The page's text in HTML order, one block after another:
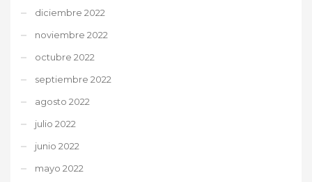
diciembre 2022
noviembre 2022
octubre 2022
septiembre 2022
agosto 2022
julio 2022
junio 2022
mayo 2022